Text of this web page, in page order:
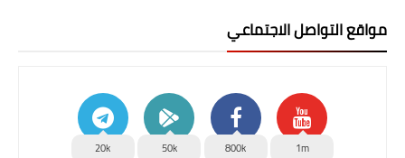
مواقع التواصل الاجتماعي
1m
800k
50k
20k